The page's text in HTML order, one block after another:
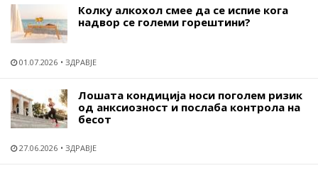
Колку алкохол смее да се испие кога
надвор се големи горештини?
01.07.2026 ЗДРАВЈЕ
Лошата кондиција носи поголем ризик
од анксиозност и послаба контрола на
бесот
27.06.2026 ЗДРАВЈЕ